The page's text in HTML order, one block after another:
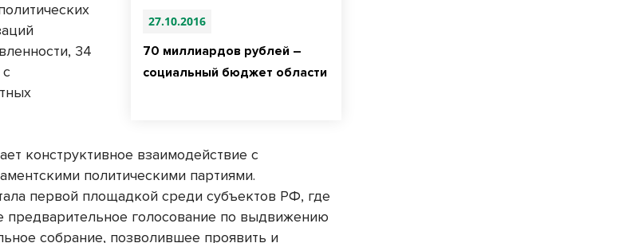
27.10.2016
70 миллиардов рублей –
социальный бюджет области
34
конструктивное взаимодействие с
политическими партиями.
первой площадкой среди субъектов РФ, где
предварительное голосование по выдвижению
собрание, позволившее проявить и